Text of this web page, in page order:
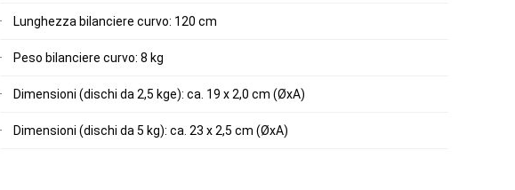
Lunghezza bilanciere curvo: 120 cm
Peso bilanciere curvo: 8 kg
Dimensioni (dischi da 2,5 kge): ca. 19 x 2,0 cm (ØxA)
Dimensioni (dischi da 5 kg): ca. 23 x 2,5 cm (ØxA)